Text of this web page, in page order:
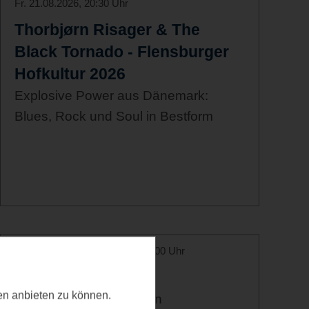
Fr. 21.08.2026, 20:30 Uhr
Thorbjørn Risager & The
Black Tornado - Flensburger
Hofkultur 2026
Explosive Power aus Dänemark:
Blues, Rock und Soul in Bestform
Sa. 22.08.2026, 09:00 Uhr - 13:00 Uhr
im SüdSpeicher Kappeln
anbieten zu können.